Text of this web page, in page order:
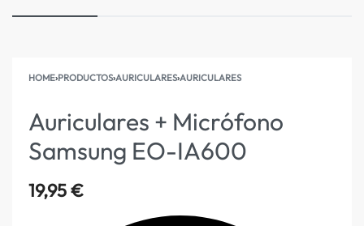
HOME›PRODUCTOS›AURICULARES›AURICULARES
Auriculares + Micrófono
Samsung EO-IA600
19,95€